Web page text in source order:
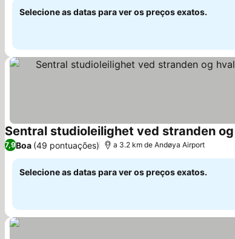
Selecione as datas para ver os preços exatos.
7,9Boa (49 pontuações) a 3.2 km de Andøya Airport
Selecione as datas para ver os preços exatos.